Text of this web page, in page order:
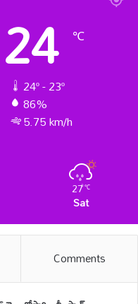
24 ℃
24º - 23º
86%
5.75 km/h
27℃
Sat
Comments